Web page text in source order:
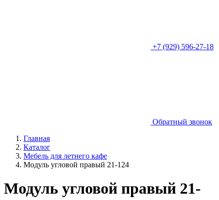
+7 (929) 596-27-18
Обратный звонок
Главная
Каталог
Мебель для летнего кафе
Модуль угловой правый 21-124
Модуль угловой правый 21-